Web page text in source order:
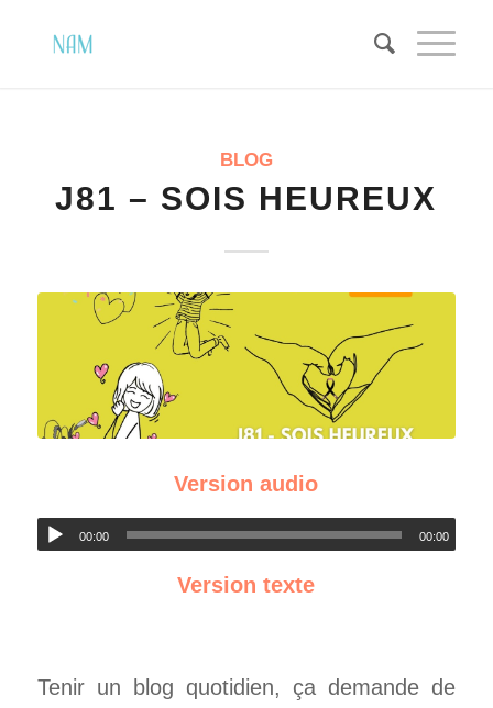
BLOG
J81 – SOIS HEUREUX
Version audio
00:00 00:00
Version texte
Tenir un blog quotidien, ça demande de